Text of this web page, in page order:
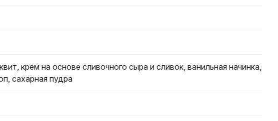
крем на основе сливочного сыра и сливок, ванильная начинка,
сахарная пудра